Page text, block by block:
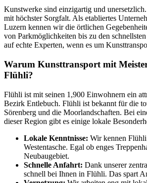
Kunstwerke sind einzigartig und
mit höchster Sorgfalt. Als etabliertes
Luzern kennen wir die örtlichen
von Parkmöglichkeiten bis zu den
auf echte Experten, wenn es um
Warum Kunsttransport mit
Flühli?
Flühli ist mit seinen 1,900 Einwohnern ein
Bezirk Entlebuch. Flühli ist bekannt für die
Sörenberg und die Moorlandschaften. Bei
dieser Region gibt es einige lokale
Lokale Kenntnisse: Wir kennen
Westentasche. Egal ob enges
Neubaugebiet.
Schnelle Anfahrt: Dank unserer
schnell bei Ihnen in Flühli. Das spart